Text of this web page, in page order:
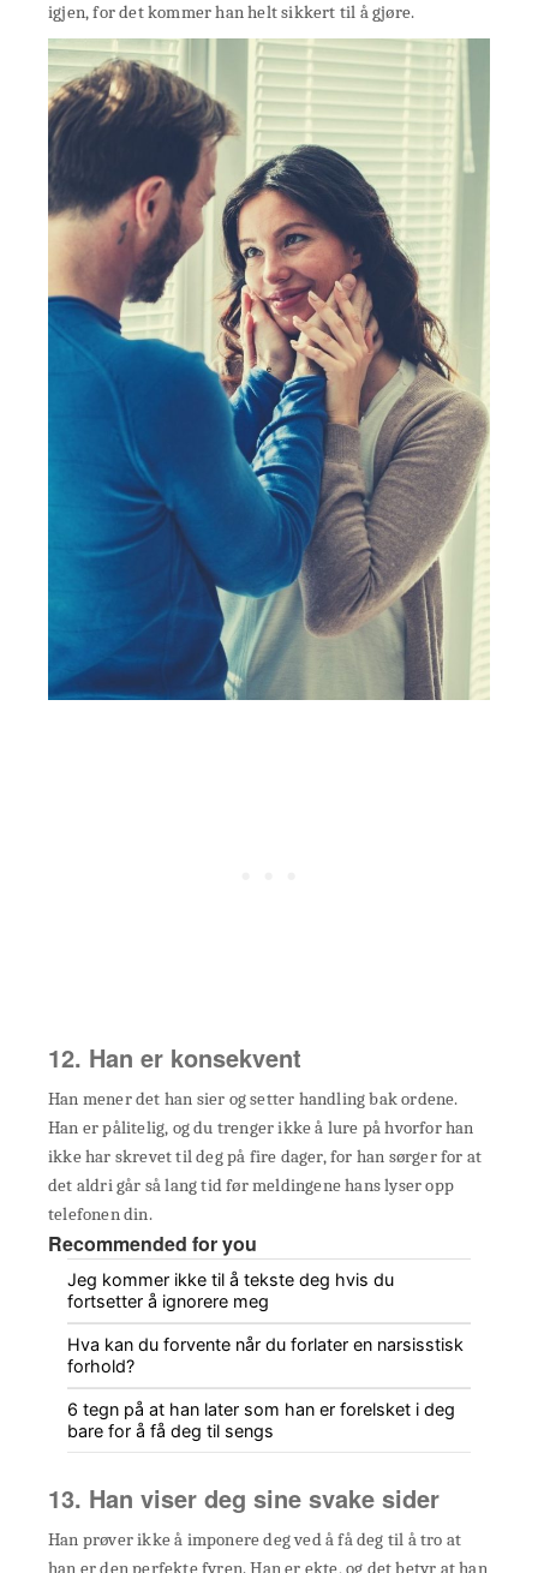
igjen, for det kommer han helt sikkert til å gjøre.
12. Han er konsekvent
Han mener det han sier og setter handling bak ordene.
Han er pålitelig, og du trenger ikke å lure på hvorfor han
ikke har skrevet til deg på fire dager, for han sørger for at
det aldri går så lang tid før meldingene hans lyser opp
telefonen din.
Recommended for you
Jeg kommer ikke til å tekste deg hvis du
fortsetter å ignorere meg
Hva kan du forvente når du forlater en narsisstisk
forhold?
6 tegn på at han later som han er forelsket i deg
bare for å få deg til sengs
13. Han viser deg sine svake sider
Han prøver ikke å imponere deg ved å få deg til å tro at